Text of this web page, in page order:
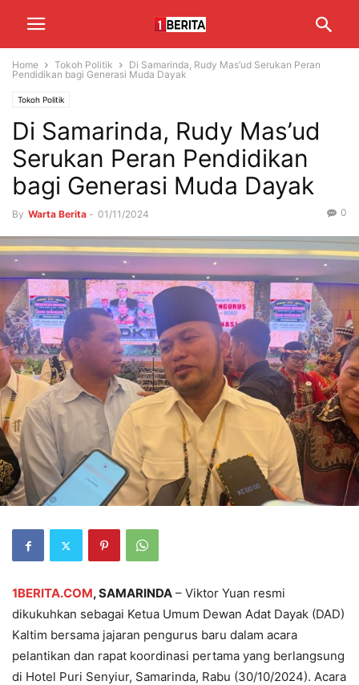
Home Tokoh Politik
Di Samarinda, Rudy Mas’ud Serukan Peran
Pendidikan bagi Generasi Muda Dayak
Tokoh Politik
Di Samarinda, Rudy Mas’ud
Serukan Peran Pendidikan
bagi Generasi Muda Dayak
By Warta Berita - 01/11/2024 0
1BERITA.COM, SAMARINDA – Viktor Yuan resmi
dikukuhkan sebagai Ketua Umum Dewan Adat Dayak (DAD)
Kaltim bersama jajaran pengurus baru dalam acara
pelantikan dan rapat koordinasi pertama yang berlangsung
di Hotel Puri Senyiur, Samarinda, Rabu (30/10/2024). Acara